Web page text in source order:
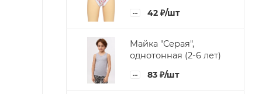
42 ₽/шт
Майка "Серая",
однотонная (2-6 лет)
83 ₽/шт